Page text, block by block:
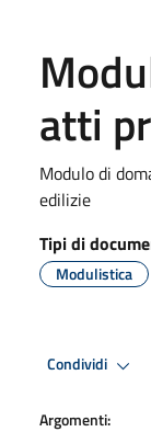
atti
Modulo di
edilizie
Tipi di
Modulistica
Condividi
Argomenti: